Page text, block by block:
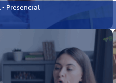
Presencial